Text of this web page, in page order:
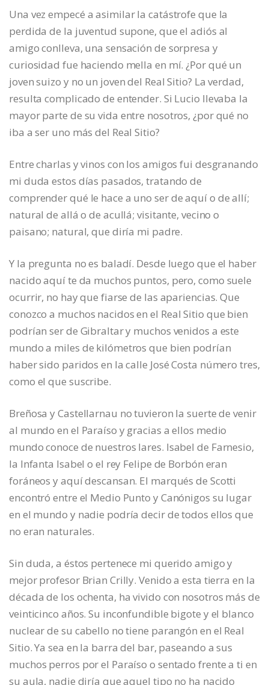
Una vez empecé a asimilar la catástrofe que la
perdida de la juventud supone, que el adiós al
amigo conlleva, una sensación de sorpresa y
curiosidad fue haciendo mella en mí. ¿Por qué un
joven suizo y no un joven del Real Sitio? La verdad,
resulta complicado de entender. Si Lucio llevaba la
mayor parte de su vida entre nosotros, ¿por qué no
iba a ser uno más del Real Sitio?
Entre charlas y vinos con los amigos fui desgranando
mi duda estos días pasados, tratando de
comprender qué le hace a uno ser de aquí o de allí;
natural de allá o de acullá; visitante, vecino o
paisano; natural, que diría mi padre.
Y la pregunta no es baladí. Desde luego que el haber
nacido aquí te da muchos puntos, pero, como suele
ocurrir, no hay que fiarse de las apariencias. Que
conozco a muchos nacidos en el Real Sitio que bien
podrían ser de Gibraltar y muchos venidos a este
mundo a miles de kilómetros que bien podrían
haber sido paridos en la calle José Costa número tres,
como el que suscribe.
Breñosa y Castellarnau no tuvieron la suerte de venir
al mundo en el Paraíso y gracias a ellos medio
mundo conoce de nuestros lares. Isabel de Farnesio,
la Infanta Isabel o el rey Felipe de Borbón eran
foráneos y aquí descansan. El marqués de Scotti
encontró entre el Medio Punto y Canónigos su lugar
en el mundo y nadie podría decir de todos ellos que
no eran naturales.
Sin duda, a éstos pertenece mi querido amigo y
mejor profesor Brian Crilly. Venido a esta tierra en la
década de los ochenta, ha vivido con nosotros más de
veinticinco años. Su inconfundible bigote y el blanco
nuclear de su cabello no tiene parangón en el Real
Sitio. Ya sea en la barra del bar, paseando a sus
muchos perros por el Paraíso o sentado frente a ti en
su aula, nadie diría que aquel tipo no ha nacido